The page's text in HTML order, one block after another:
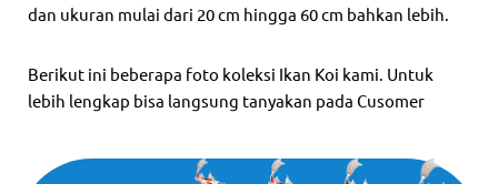
dan ukuran mulai dari 20 cm hingga 60 cm bahkan lebih.
Berikut ini beberapa foto koleksi Ikan Koi kami. Untuk
lebih lengkap bisa langsung tanyakan pada Cusomer